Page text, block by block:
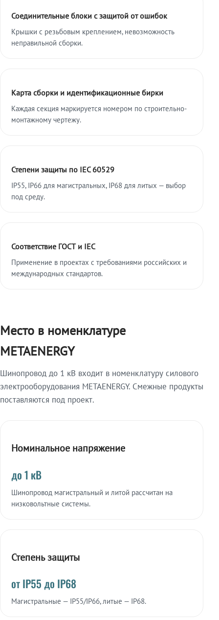
Соединительные блоки с защитой от ошибок
Крышки с резьбовым креплением, невозможность
неправильной сборки.
Карта сборки и идентификационные бирки
Каждая секция маркируется номером по строительно-
монтажному чертежу.
Степени защиты по IEC 60529
IP55, IP66 для магистральных, IP68 для литых — выбор
под среду.
Соответствие ГОСТ и IEC
Применение в проектах с требованиями российских и
международных стандартов.
Место в номенклатуре
METAENERGY
Шинопровод до 1 кВ входит в номенклатуру силового
электрооборудования METAENERGY. Смежные продукты
поставляются под проект.
Номинальное напряжение
до 1 кВ
Шинопровод магистральный и литой рассчитан на
низковольтные системы.
Степень защиты
от IP55 до IP68
Магистральные — IP55/IP66, литые — IP68.